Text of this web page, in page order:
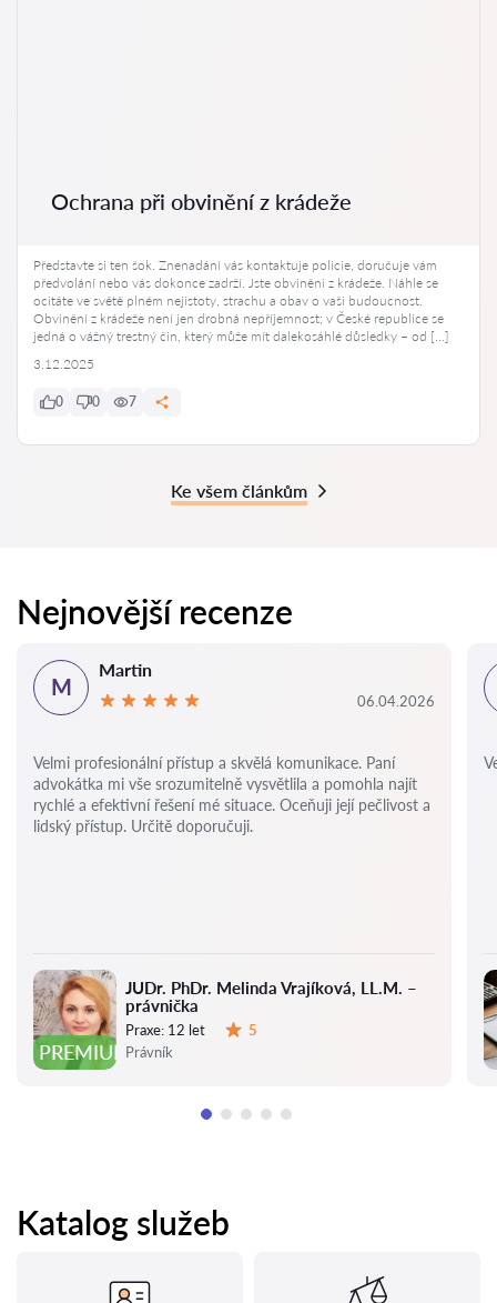
Ochrana při obvinění z krádeže
Představte si ten šok. Znenadání vás kontaktuje policie, doručuje vám
předvolání nebo vás dokonce zadrží. Jste obviněni z krádeže. Náhle se
ocitáte ve světě plném nejistoty, strachu a obav o vaši budoucnost.
Obvinění z krádeže není jen drobná nepříjemnost; v České republice se
jedná o vážný trestný čin, který může mít dalekosáhlé důsledky – od […]
3.12.2025
0 0 7
Ke všem článkům
Nejnovější recenze
PREMIUM
JUDr. PhDr. Melinda Vrajíková, LL.M. –
právnička
Praxe: 12 let
5
Právník
M
Martin
06.04.2026
Velmi profesionální přístup a skvělá komunikace. Paní
advokátka mi vše srozumitelně vysvětlila a pomohla najít
rychlé a efektivní řešení mé situace. Oceňuji její pečlivost a
lidský přístup. Určitě doporučuji.
Katalog služeb